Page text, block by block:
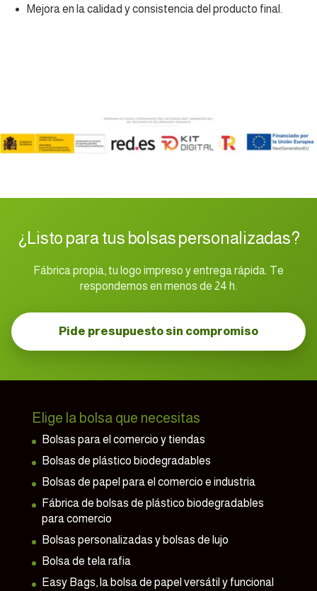
Mejora en la calidad y consistencia del producto final.
¿Listo para tus bolsas personalizadas?
Fábrica propia, tu logo impreso y entrega rápida. Te
respondemos en menos de 24 h.
Pide presupuesto sin compromiso
Elige la bolsa que necesitas
Bolsas para el comercio y tiendas
Bolsas de plástico biodegradables
Bolsas de papel para el comercio e industria
Fábrica de bolsas de plástico biodegradables
para comercio
Bolsas personalizadas y bolsas de lujo
Bolsa de tela rafia
Easy Bags, la bolsa de papel versátil y funcional